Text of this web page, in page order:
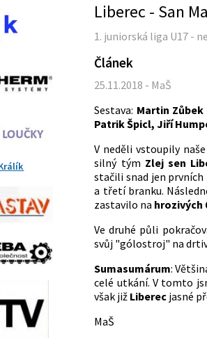
Liberec - San
1. juniorská liga U17 -
Článek
25.11.2018 - MaŠ
Sestava: Martin
Patrik Špicl, Jiří
V neděli vstoupily naše
silný tým Zlej sen
stačili snad jen
a třetí branku.
zastavilo na hrozivých
Ve druhé půli
svůj "gólostroj" na
Sumasumárum:
celé utkání. V tomto
však již Liberec jasné
MaŠ